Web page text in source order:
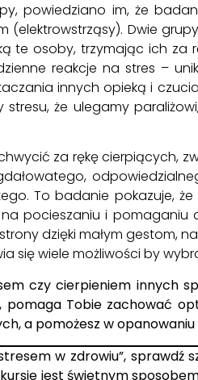
powiedziano im, że
Dwie
te osoby, trzymając ich za
reakcje na stres –
innych opieką i
że ulegamy
za rękę cierpiących,
To badanie pokazuje,
pocieszaniu i pomaganiu
dzięki małym gestom,
się wiele możliwości by
czy cierpieniem innych
Tobie zachować
a pomożesz w opanowaniu
w zdrowiu”, sprawdź
kursie jest świetnym